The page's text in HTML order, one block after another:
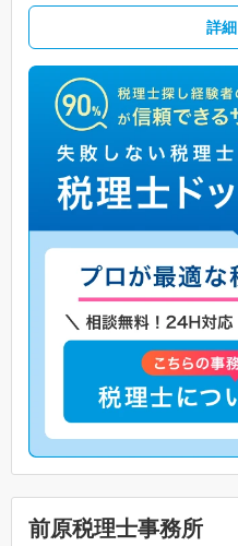
詳
前原税理士事務所